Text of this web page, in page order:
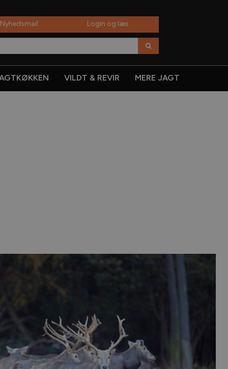
Login og læs
VILDT & REVIR MERE JAGT